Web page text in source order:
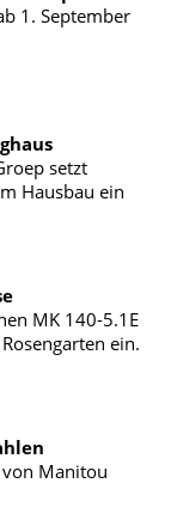
1. September
setzt
Hausbau ein
MK 140-5.1E
ein.
Manitou